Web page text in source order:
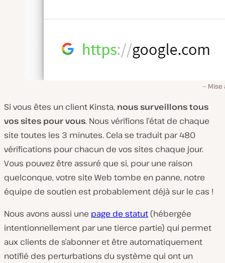
Mise
Si vous êtes un client Kinsta, nous surveillons tous
vos sites pour vous. Nous vérifions l’état de chaque
site toutes les 3 minutes. Cela se traduit par 480
vérifications pour chacun de vos sites chaque jour.
Vous pouvez être assuré que si, pour une raison
quelconque, votre site Web tombe en panne, notre
équipe de soutien est probablement déjà sur le cas !
Nous avons aussi une page de statut (hébergée
intentionnellement par une tierce partie) qui permet
aux clients de s’abonner et être automatiquement
notifié des perturbations du système qui ont un